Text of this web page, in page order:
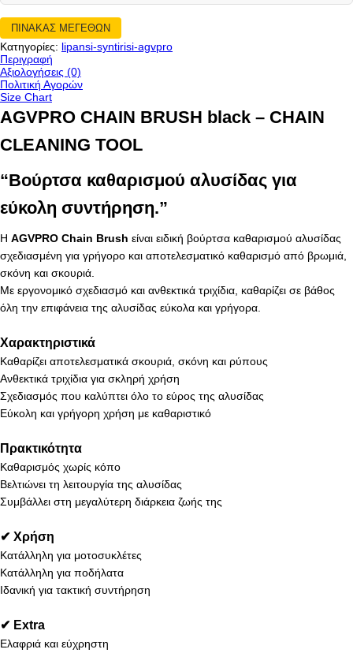
ΠΙΝΑΚΑΣ ΜΕΓΕΘΩΝ
Κατηγορίες: lipansi-syntirisi-agvpro
Περιγραφή
Αξιολογήσεις (0)
Πολιτική Αγορών
Size Chart
AGVPRO CHAIN BRUSH black – CHAIN
CLEANING TOOL
“Βούρτσα καθαρισμού αλυσίδας για
εύκολη συντήρηση.”
Η AGVPRO Chain Brush είναι ειδική βούρτσα καθαρισμού αλυσίδας
σχεδιασμένη για γρήγορο και αποτελεσματικό καθαρισμό από βρωμιά,
σκόνη και σκουριά.
Με εργονομικό σχεδιασμό και ανθεκτικά τριχίδια, καθαρίζει σε βάθος
όλη την επιφάνεια της αλυσίδας εύκολα και γρήγορα.
Χαρακτηριστικά
Καθαρίζει αποτελεσματικά σκουριά, σκόνη και ρύπους
Ανθεκτικά τριχίδια για σκληρή χρήση
Σχεδιασμός που καλύπτει όλο το εύρος της αλυσίδας
Εύκολη και γρήγορη χρήση με καθαριστικό
Πρακτικότητα
Καθαρισμός χωρίς κόπο
Βελτιώνει τη λειτουργία της αλυσίδας
Συμβάλλει στη μεγαλύτερη διάρκεια ζωής της
✔ Χρήση
Κατάλληλη για μοτοσυκλέτες
Κατάλληλη για ποδήλατα
Ιδανική για τακτική συντήρηση
✔ Extra
Ελαφριά και εύχρηστη